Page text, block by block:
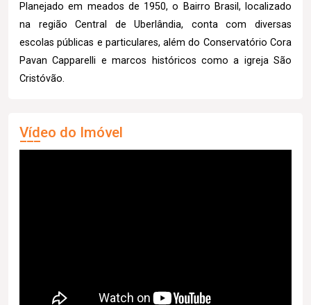
Planejado em meados de 1950, o Bairro Brasil, localizado
na região Central de Uberlândia, conta com diversas
escolas públicas e particulares, além do Conservatório Cora
Pavan Capparelli e marcos históricos como a igreja São
Cristóvão.
Vídeo do Imóvel